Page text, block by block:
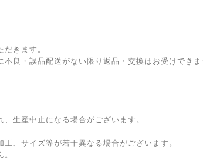
きます。
良・誤品配送がない限り返品・交換はお受けできま
生産中止になる場合がございます。
、サイズ等が若干異なる場合がございます。